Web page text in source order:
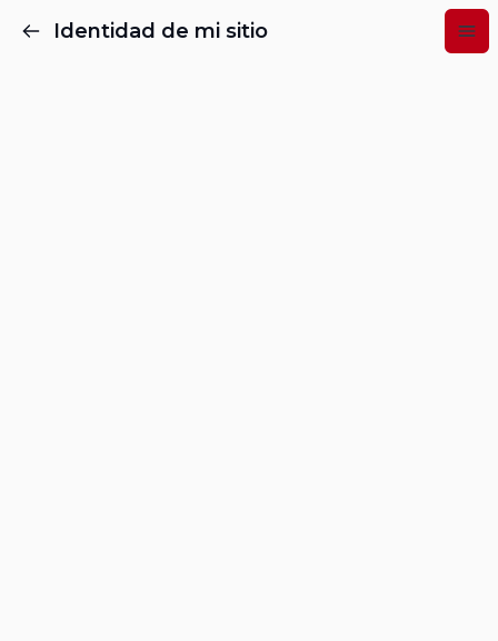
Identidad de mi sitio